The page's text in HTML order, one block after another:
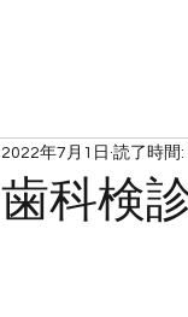
歯科検
2022年7月1日 読了時間: